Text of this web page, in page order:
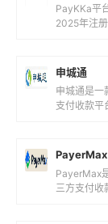
PayKKa平
2025年注
1 平台背景...
申城通
申城通是一
支付收款平
货币之间的
账和汇款服...
PayerMax
PayerMax
三方支付收